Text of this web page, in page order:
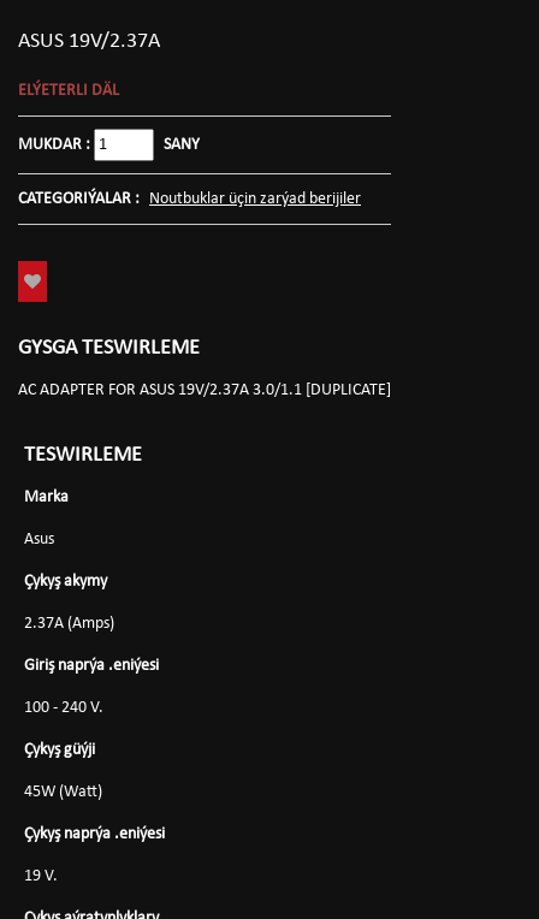
ASUS 19V/2.37A
ELÝETERLI DÄL
MUKDAR : SANY
CATEGORIÝALAR : Noutbuklar üçin zarýad berijiler
GYSGA TESWIRLEME
AC ADAPTER FOR ASUS 19V/2.37A 3.0/1.1 [DUPLICATE]
TESWIRLEME
Marka
Asus
Çykyş akymy
2.37A (Amps)
Giriş naprýa .eniýesi
100 - 240 V.
Çykyş güýji
45W (Watt)
Çykyş naprýa .eniýesi
19 V.